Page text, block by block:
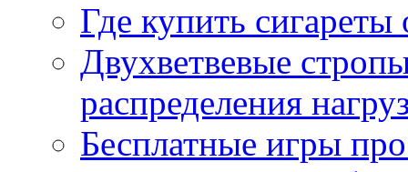
Где купить
Двухветвевые
распределения
Бесплатные игры